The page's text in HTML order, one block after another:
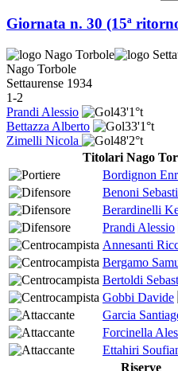
Giornata n. 30 (15ª
Nago Torbole
Settaurense 1934
1-2
Prandi Alessio
43'1°t
Bettazza Alberto
33'1°t
Zimelli Nicola
48'2°t
Titolari Nago
Bordignon
Benoni
Berardinelli
Prandi Alessio
Annesanti
Bergamo
Bertoldi
Gobbi Davide
Garcia
Forcinella
Ettahiri
Riserve